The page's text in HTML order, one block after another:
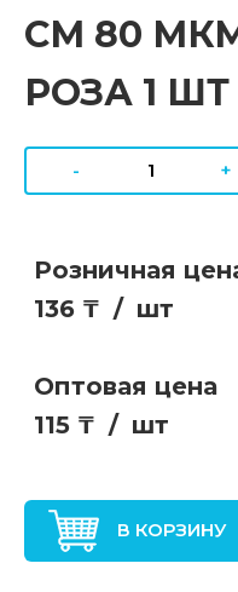
СМ 80
РОЗА 1
- +
Розничная
136 ₸ / шт
Оптовая цена
115 ₸ / шт
В КОРЗИНУ